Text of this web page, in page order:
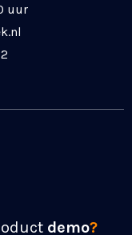
uur
demo?